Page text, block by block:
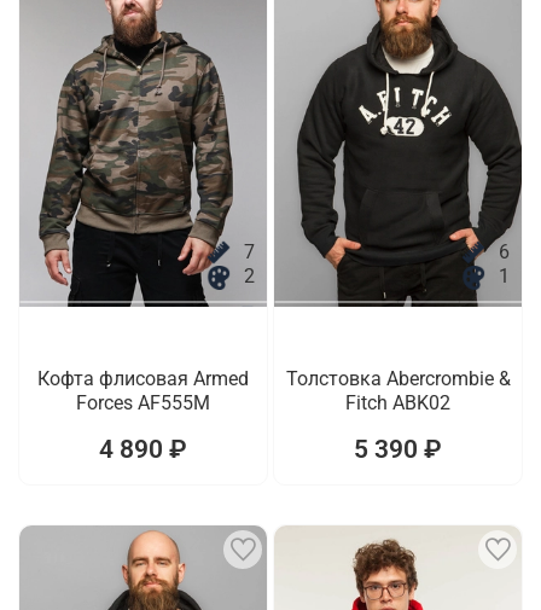
7
2
Кофта флисовая Armed
Forces AF555M
4 890 ₽
6
1
Толстовка Abercrombie &
Fitch ABK02
5 390 ₽